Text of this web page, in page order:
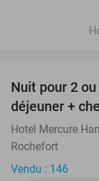
Nuit pour 2
déjeuner +
Hotel Mercure
Rochefort
Vendu : 146